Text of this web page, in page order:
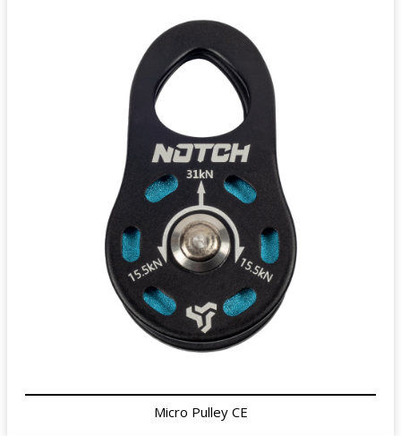
Micro Pulley CE